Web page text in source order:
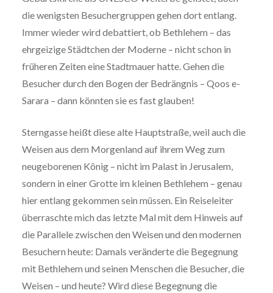
die wenigsten Besuchergruppen gehen dort entlang.
Immer wieder wird debattiert, ob Bethlehem – das
ehrgeizige Städtchen der Moderne – nicht schon in
früheren Zeiten eine Stadtmauer hatte. Gehen die
Besucher durch den Bogen der Bedrängnis – Qoos e-
Sarara – dann könnten sie es fast glauben!
Sterngasse heißt diese alte Hauptstraße, weil auch die
Weisen aus dem Morgenland auf ihrem Weg zum
neugeborenen König – nicht im Palast in Jerusalem,
sondern in einer Grotte im kleinen Bethlehem – genau
hier entlang gekommen sein müssen. Ein Reiseleiter
überraschte mich das letzte Mal mit dem Hinweis auf
die Parallele zwischen den Weisen und den modernen
Besuchern heute: Damals veränderte die Begegnung
mit Bethlehem und seinen Menschen die Besucher, die
Weisen – und heute? Wird diese Begegnung die